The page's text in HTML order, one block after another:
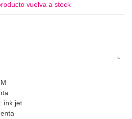
vuelva a stock
ink jet